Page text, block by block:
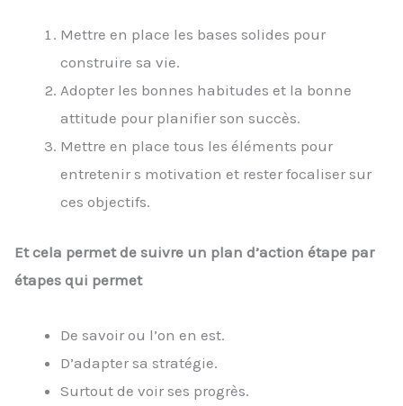
Mettre en place les bases solides pour
construire sa vie.
Adopter les bonnes habitudes et la bonne
attitude pour planifier son succès.
Mettre en place tous les éléments pour
entretenir s motivation et rester focaliser sur
ces objectifs.
Et cela permet de suivre un plan d’action étape par
étapes qui permet
De savoir ou l’on en est.
D’adapter sa stratégie.
Surtout de voir ses progrès.